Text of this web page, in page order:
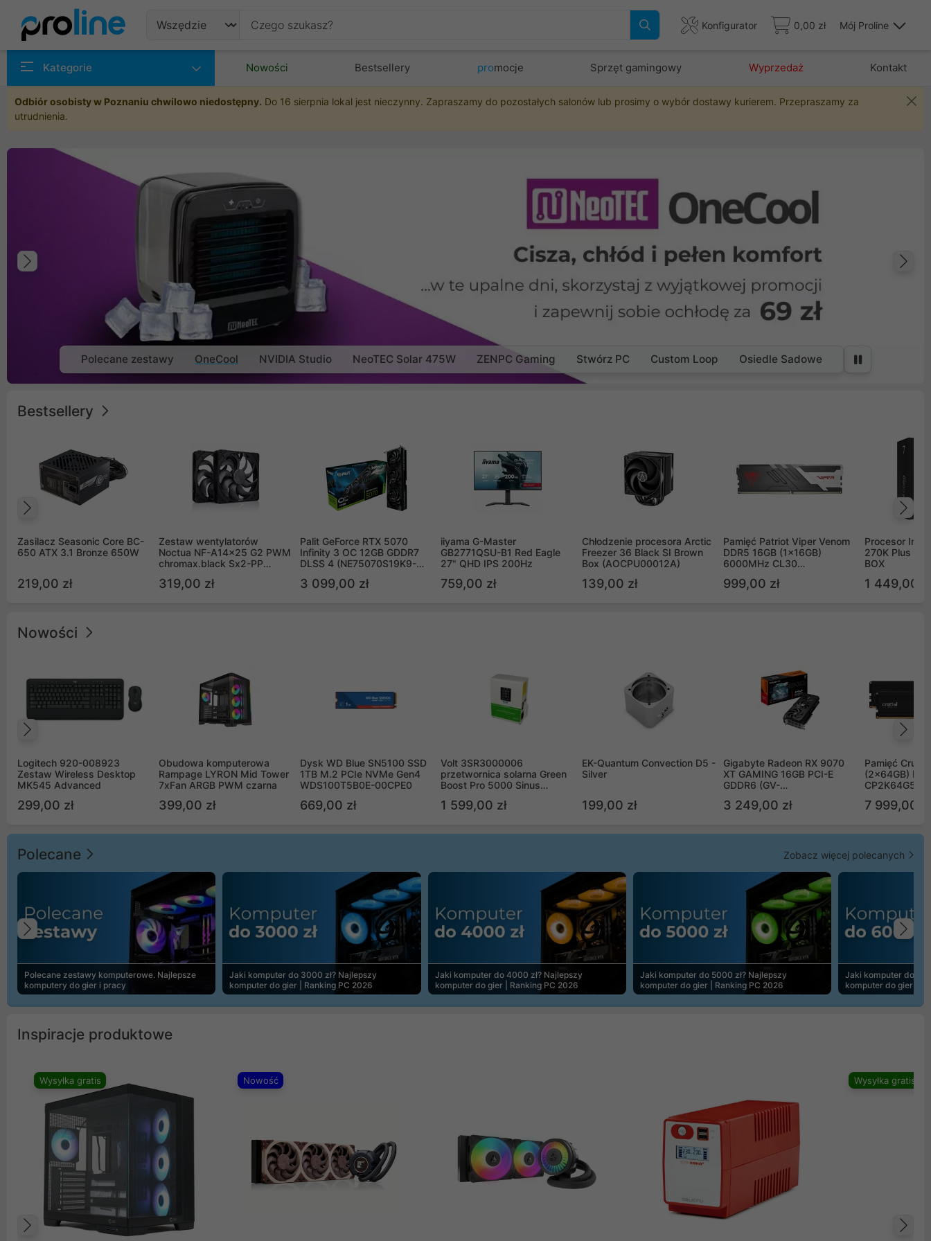
Konfigurator 0,00 zł Mój Proline
Kategorie Nowości Bestsellery promocje Sprzęt gamingowy Wyprzedaż Kontakt
Odbiór osobisty w Poznaniu chwilowo niedostępny. Do 16 sierpnia lokal jest nieczynny. Zapraszamy do pozostałych salonów lub prosimy o wybór dostawy kurierem. Przepraszamy za
utrudnienia.
Poprzedni
Polecane zestawy OneCool NVIDIA Studio NeoTEC Solar 475W ZENPC Gaming Stwórz PC Custom Loop Osiedle Sadowe
Bestsellery
Zasilacz Seasonic Core BC-
650 ATX 3.1 Bronze 650W
219,00 zł
Zestaw wentylatorów
Noctua NF-A14x25 G2 PWM
chromax.black Sx2-PP
(2szt)
319,00 zł
Palit GeForce RTX 5070
Infinity 3 OC 12GB GDDR7
DLSS 4 (NE75070S19K9-
3 099,00 zł
iiyama G-Master
GB2771QSU-B1 Red Eagle
27" QHD IPS 200Hz
759,00 zł
Chłodzenie procesora Arctic
Freezer 36 Black SI Brown
Box (AOCPU00012A)
139,00 zł
Pamięć Patriot Viper Venom
DDR5 16GB (1x16GB)
6000MHz CL30
999,00 zł
Procesor Intel
270K Plus
BOX
1 449,00 zł
Nowości
Logitech 920-008923
Zestaw Wireless Desktop
MK545 Advanced
299,00 zł
Obudowa komputerowa
Rampage LYRON Mid Tower
7xFan ARGB PWM czarna
399,00 zł
Dysk WD Blue SN5100 SSD
1TB M.2 PCIe NVMe Gen4
WDS100T5B0E-00CPE0
669,00 zł
Volt 3SR3000006
przetwornica solarna Green
Boost Pro 5000 Sinus
1 599,00 zł
EK-Quantum Convection D5 -
Silver
199,00 zł
Gigabyte Radeon RX 9070
XT GAMING 16GB PCI-E
GDDR6 (GV-
3 249,00 zł
Pamięć
(2x64GB)
7 999,00 zł
Polecane Zobacz więcej polecanych
Polecane zestawy komputerowe. Najlepsze
komputery do gier i pracy
Jaki komputer do 3000 zł? Najlepszy
komputer do gier | Ranking PC 2026
Jaki komputer do 4000 zł? Najlepszy
komputer do gier | Ranking PC 2026
Jaki komputer do 5000 zł? Najlepszy
komputer do gier | Ranking PC 2026
Jaki komputer do
komputer do gier |
Poprzedni
Inspiracje produktowe
Wysyłka gratis Nowość Wysyłka gratis